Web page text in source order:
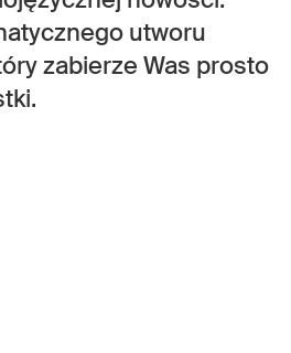
utworu
zabierze Was prosto